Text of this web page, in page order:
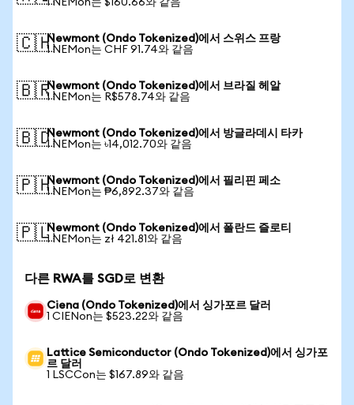
1 NEMon는 $160.66와 같음
🇨🇭Newmont (Ondo Tokenized)에서 스위스 프랑
1 NEMon는 CHF 91.74와 같음
🇧🇷Newmont (Ondo Tokenized)에서 브라질 헤알
1 NEMon는 R$578.74와 같음
🇧🇩Newmont (Ondo Tokenized)에서 방글라데시 타카
1 NEMon는 ৳14,012.70와 같음
🇵🇭Newmont (Ondo Tokenized)에서 필리핀 페소
1 NEMon는 ₱6,892.37와 같음
🇵🇱Newmont (Ondo Tokenized)에서 폴란드 즐로티
1 NEMon는 zł 421.81와 같음
다른 RWA를 SGD로 변환
Ciena (Ondo Tokenized)에서 싱가포르 달러
1 CIENon는 $523.22와 같음
Lattice Semiconductor (Ondo Tokenized)에서 싱가포
르 달러
1 LSCCon는 $167.89와 같음